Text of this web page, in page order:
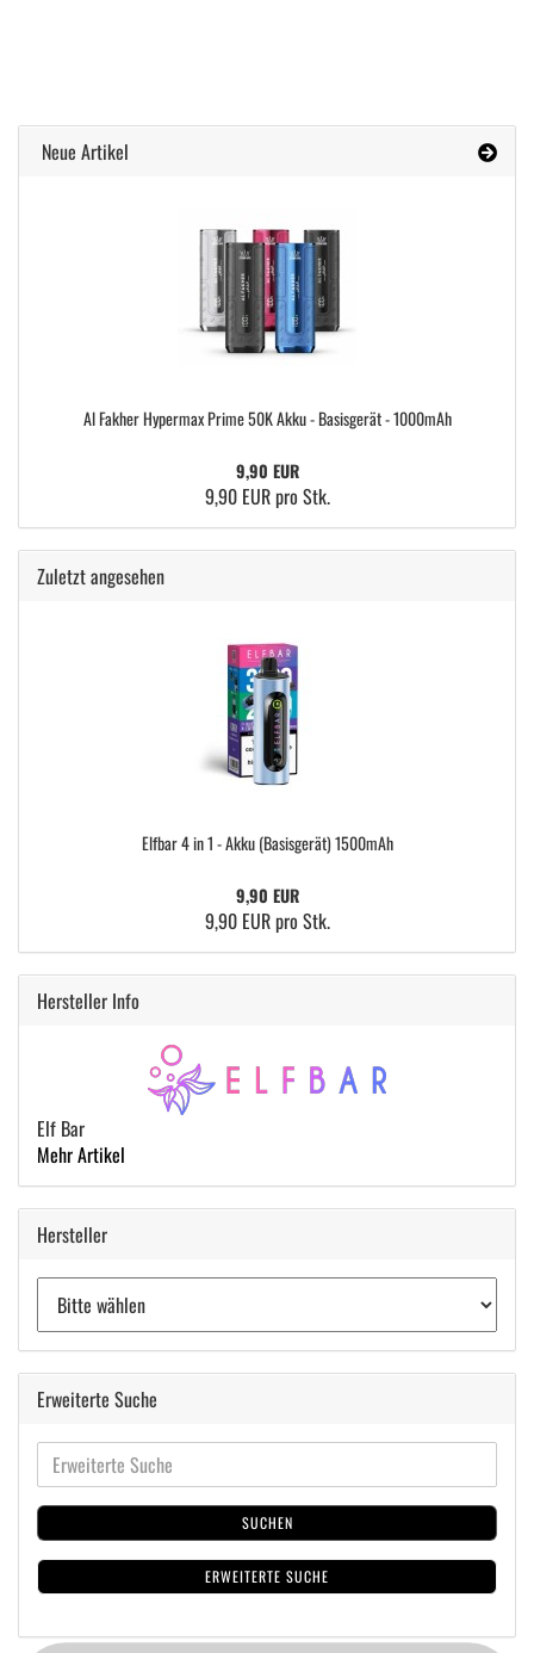
Neue Artikel
Al Fakher Hypermax Prime 50K Akku - Basisgerät - 1000mAh
9,90 EUR
9,90 EUR pro Stk.
Zuletzt angesehen
Elfbar 4 in 1 - Akku (Basisgerät) 1500mAh
9,90 EUR
9,90 EUR pro Stk.
Hersteller Info
Elf Bar
Mehr Artikel
Hersteller
Erweiterte Suche
SUCHEN
ERWEITERTE SUCHE